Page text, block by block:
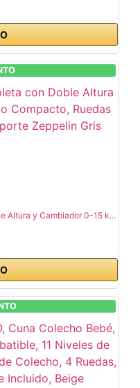
Altura y Cambiador 0-15 k...